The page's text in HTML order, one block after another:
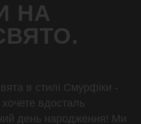
НА
в стилі Смурфіки -
вдосталь
день народження! Ми